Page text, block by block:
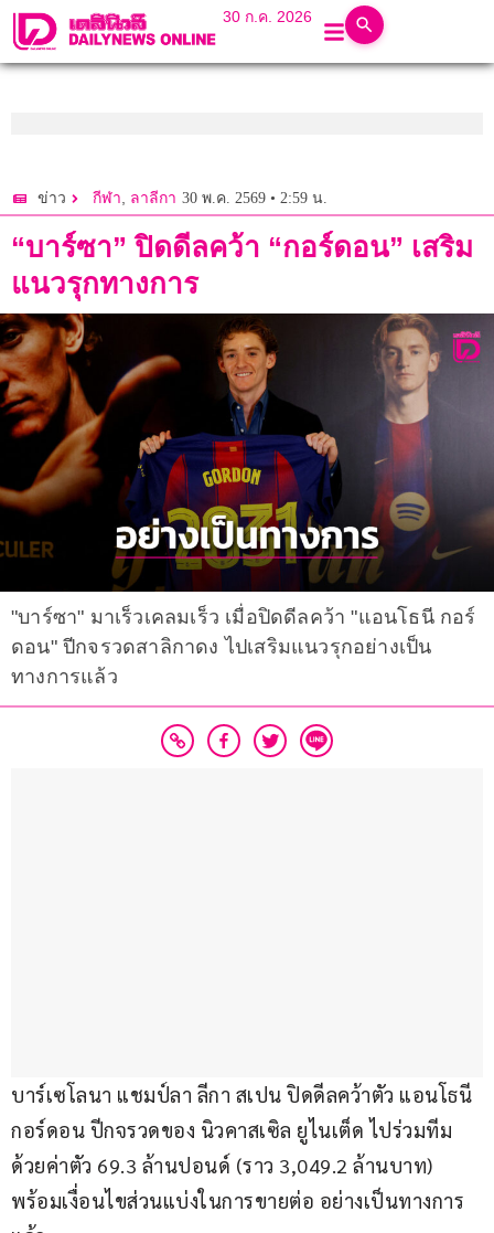
30 ก.ค. 2026
ข่าว กีฬา, ลาลีกา 30 พ.ค. 2569 • 2:59 น.
“บาร์ซา” ปิดดีลคว้า “กอร์ดอน” เสริม
แนวรุกทางการ
"บาร์ซา" มาเร็วเคลมเร็ว เมื่อปิดดีลคว้า "แอนโธนี กอร์
ดอน" ปีกจรวดสาลิกาดง ไปเสริมแนวรุกอย่างเป็น
ทางการแล้ว
บาร์เซโลนา แชมป์ลา ลีกา สเปน ปิดดีลคว้าตัว แอนโธนี
กอร์ดอน ปีกจรวดของ นิวคาสเซิล ยูไนเต็ด ไปร่วมทีม
ด้วยค่าตัว 69.3 ล้านปอนด์ (ราว 3,049.2 ล้านบาท)
พร้อมเงื่อนไขส่วนแบ่งในการขายต่อ อย่างเป็นทางการ